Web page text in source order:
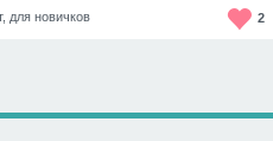
для новичков 2